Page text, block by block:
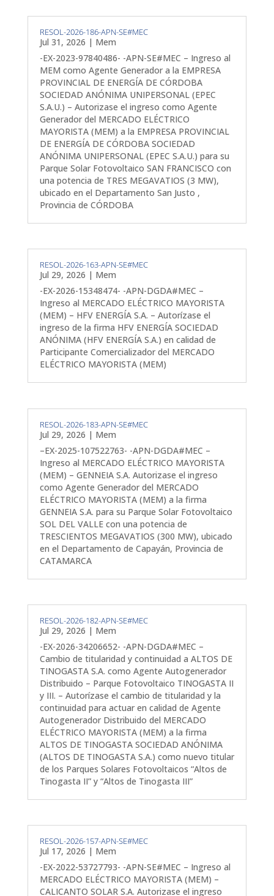
RESOL-2026-186-APN-SE#MEC
Jul 31, 2026 | Mem
-EX-2023-97840486- -APN-SE#MEC – Ingreso al
MEM como Agente Generador a la EMPRESA
PROVINCIAL DE ENERGÍA DE CÓRDOBA
SOCIEDAD ANÓNIMA UNIPERSONAL (EPEC
S.A.U.) – Autorizase el ingreso como Agente
Generador del MERCADO ELÉCTRICO
MAYORISTA (MEM) a la EMPRESA PROVINCIAL
DE ENERGÍA DE CÓRDOBA SOCIEDAD
ANÓNIMA UNIPERSONAL (EPEC S.A.U.) para su
Parque Solar Fotovoltaico SAN FRANCISCO con
una potencia de TRES MEGAVATIOS (3 MW),
ubicado en el Departamento San Justo ,
Provincia de CÓRDOBA
RESOL-2026-163-APN-SE#MEC
Jul 29, 2026 | Mem
-EX-2026-15348474- -APN-DGDA#MEC –
Ingreso al MERCADO ELÉCTRICO MAYORISTA
(MEM) – HFV ENERGÍA S.A. – Autorízase el
ingreso de la firma HFV ENERGÍA SOCIEDAD
ANÓNIMA (HFV ENERGÍA S.A.) en calidad de
Participante Comercializador del MERCADO
ELÉCTRICO MAYORISTA (MEM)
RESOL-2026-183-APN-SE#MEC
Jul 29, 2026 | Mem
–EX-2025-107522763- -APN-DGDA#MEC –
Ingreso al MERCADO ELÉCTRICO MAYORISTA
(MEM) – GENNEIA S.A. Autorizase el ingreso
como Agente Generador del MERCADO
ELÉCTRICO MAYORISTA (MEM) a la firma
GENNEIA S.A. para su Parque Solar Fotovoltaico
SOL DEL VALLE con una potencia de
TRESCIENTOS MEGAVATIOS (300 MW), ubicado
en el Departamento de Capayán, Provincia de
CATAMARCA
RESOL-2026-182-APN-SE#MEC
Jul 29, 2026 | Mem
-EX-2026-34206652- -APN-DGDA#MEC –
Cambio de titularidad y continuidad a ALTOS DE
TINOGASTA S.A. como Agente Autogenerador
Distribuido – Parque Fotovoltaico TINOGASTA II
y III. – Autorízase el cambio de titularidad y la
continuidad para actuar en calidad de Agente
Autogenerador Distribuido del MERCADO
ELÉCTRICO MAYORISTA (MEM) a la firma
ALTOS DE TINOGASTA SOCIEDAD ANÓNIMA
(ALTOS DE TINOGASTA S.A.) como nuevo titular
de los Parques Solares Fotovoltaicos “Altos de
Tinogasta II” y “Altos de Tinogasta III”
RESOL-2026-157-APN-SE#MEC
Jul 17, 2026 | Mem
-EX-2022-53727793- -APN-SE#MEC – Ingreso al
MERCADO ELÉCTRICO MAYORISTA (MEM) –
CALICANTO SOLAR S.A. Autorizase el ingreso